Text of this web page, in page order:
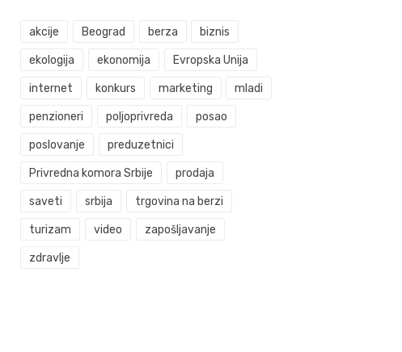
akcije Beograd berza biznis
ekologija ekonomija Evropska Unija
internet konkurs marketing mladi
penzioneri poljoprivreda posao
poslovanje preduzetnici
Privredna komora Srbije prodaja
saveti srbija trgovina na berzi
turizam video zapošljavanje
zdravlje